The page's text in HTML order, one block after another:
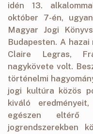
idén 13.
október 7-én,
Magyar Jogi
Budapesten. A
Claire Legras,
nagykövete volt.
történelmi
jogi kultúra közös
kiváló
egészen eltérő
jogrendszerekben